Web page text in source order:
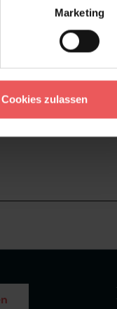
Marketing
Cookies zulassen